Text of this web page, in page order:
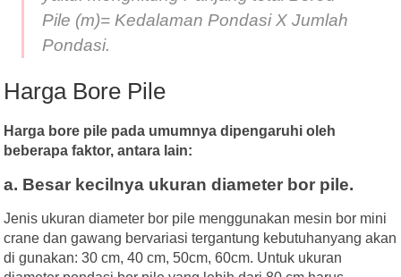
Pile (m)= Kedalaman Pondasi X Jumlah
Pondasi.
Harga Bore Pile
Harga bore pile pada umumnya dipengaruhi oleh
beberapa faktor, antara lain:
a. Besar kecilnya ukuran diameter bor pile.
Jenis ukuran diameter bor pile menggunakan mesin bor mini
crane dan gawang bervariasi tergantung kebutuhanyang akan
di gunakan: 30 cm, 40 cm, 50cm, 60cm. Untuk ukuran